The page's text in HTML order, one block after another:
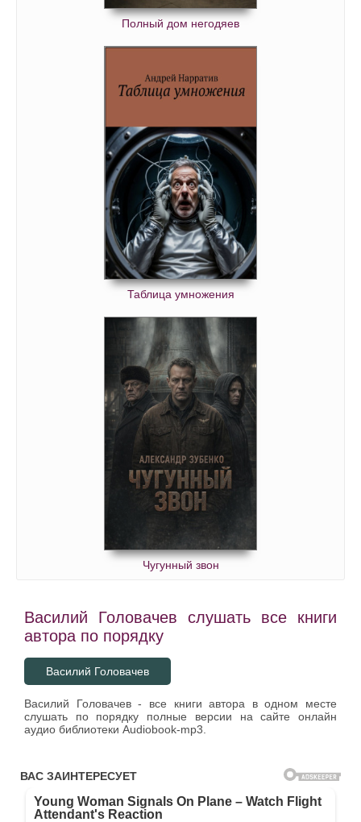
Полный дом негодяев
Таблица умножения
Чугунный звон
Василий Головачев слушать все книги
автора по порядку
Василий Головачев
Василий Головачев - все книги автора в одном месте
слушать по порядку полные версии на сайте онлайн
аудио библиотеки Audiobook-mp3.